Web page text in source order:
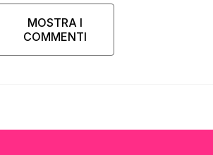
MOSTRA I
COMMENTI